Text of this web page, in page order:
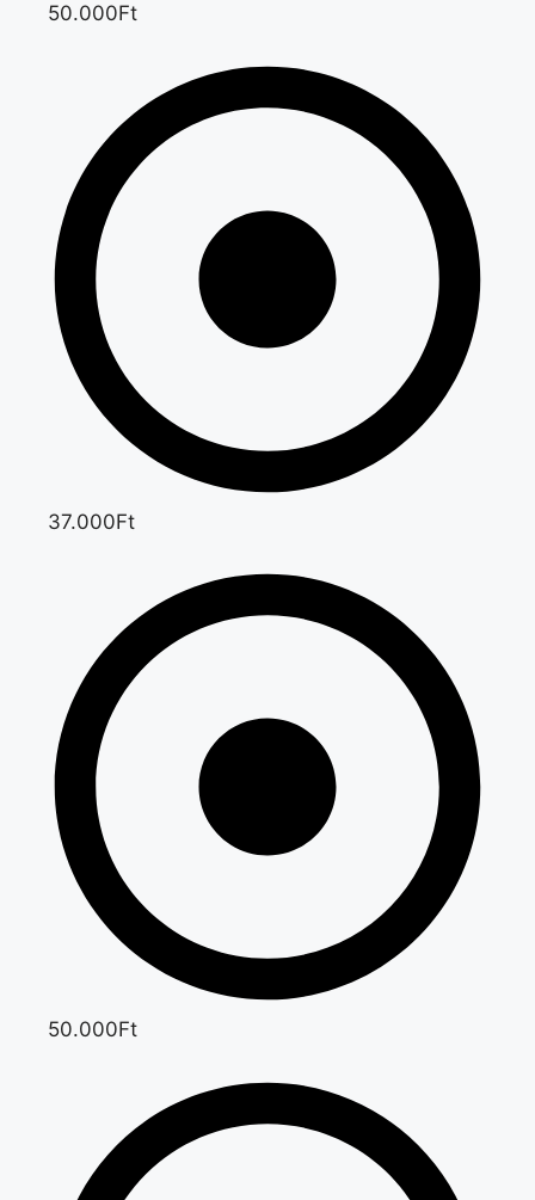
50.000Ft
37.000Ft
50.000Ft